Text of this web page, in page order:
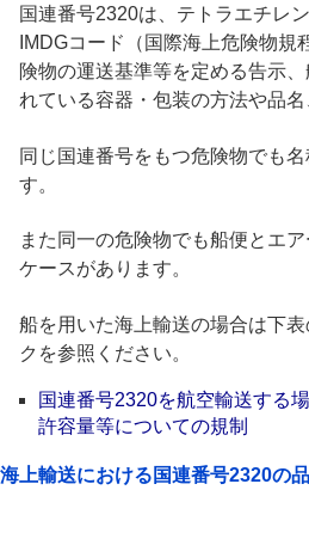
国連番号2320は、テトラエチレ
IMDGコード（国際海上危険物
険物の運送基準等を定める告示
れている容器・包装の方法や品
同じ国連番号をもつ危険物でも
す。
また同一の危険物でも船便とエ
ケースがあります。
船を用いた海上輸送の場合は下
クを参照ください。
国連番号2320を航空輸送する
許容量等についての規制
海上輸送における国連番号2320の